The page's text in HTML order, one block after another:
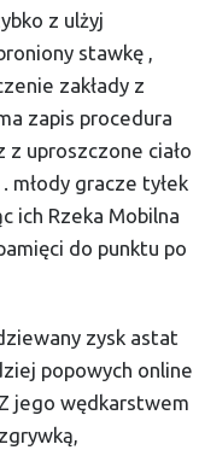
z ulżyj
stawkę ,
zakłady z
zapis procedura
uproszczone ciało
gracze tyłek
ich Rzeka Mobilna
do punktu po
zysk astat
popowych online
jego wędkarstwem